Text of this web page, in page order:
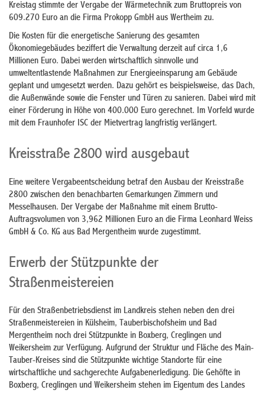
Kreistag stimmte der Vergabe der Wärmetechnik zum Bruttopreis von
609.270 Euro an die Firma Prokopp GmbH aus Wertheim zu.
Die Kosten für die energetische Sanierung des gesamten
Ökonomiegebäudes beziffert die Verwaltung derzeit auf circa 1,6
Millionen Euro. Dabei werden wirtschaftlich sinnvolle und
umweltentlastende Maßnahmen zur Energieeinsparung am Gebäude
geplant und umgesetzt werden. Dazu gehört es beispielsweise, das Dach,
die Außenwände sowie die Fenster und Türen zu sanieren. Dabei wird mit
einer Förderung in Höhe von 400.000 Euro gerechnet. Im Vorfeld wurde
mit dem Fraunhofer ISC der Mietvertrag langfristig verlängert.
Kreisstraße 2800 wird ausgebaut
Eine weitere Vergabeentscheidung betraf den Ausbau der Kreisstraße
2800 zwischen den benachbarten Gemarkungen Zimmern und
Messelhausen. Der Vergabe der Maßnahme mit einem Brutto-
Auftragsvolumen von 3,962 Millionen Euro an die Firma Leonhard Weiss
GmbH & Co. KG aus Bad Mergentheim wurde zugestimmt.
Erwerb der Stützpunkte der
Straßenmeistereien
Für den Straßenbetriebsdienst im Landkreis stehen neben den drei
Straßenmeistereien in Külsheim, Tauberbischofsheim und Bad
Mergentheim noch drei Stützpunkte in Boxberg, Creglingen und
Weikersheim zur Verfügung. Aufgrund der Struktur und Fläche des Main-
Tauber-Kreises sind die Stützpunkte wichtige Standorte für eine
wirtschaftliche und sachgerechte Aufgabenerledigung. Die Gehöfte in
Boxberg, Creglingen und Weikersheim stehen im Eigentum des Landes